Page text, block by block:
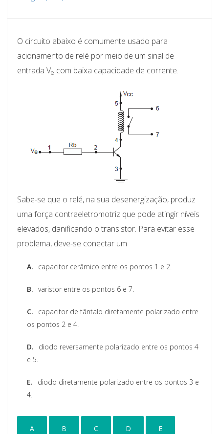
O circuito abaixo é comumente usado para
acionamento de relé por meio de um sinal de
entrada Ve com baixa capacidade de corrente.
Sabe-se que o relé, na sua desenergização, produz
uma força contraeletromotriz que pode atingir níveis
elevados, danificando o transistor. Para evitar esse
problema, deve-se conectar um
A. capacitor cerâmico entre os pontos 1 e 2.
B. varistor entre os pontos 6 e 7.
C.
capacitor de tântalo diretamente polarizado entre
os pontos 2 e 4.
D.
diodo reversamente polarizado entre os pontos 4
e 5.
E.
diodo diretamente polarizado entre os pontos 3 e
4.
A B C D E